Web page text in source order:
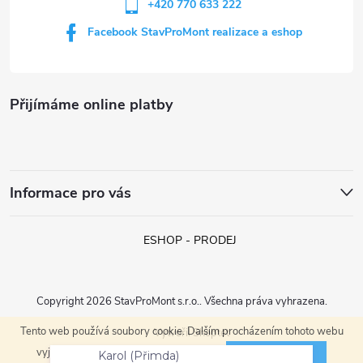
Tento web používá soubory cookie. Dalším procházením tohoto webu
vyjadřujete souhlas s jejich používáním.
Přijímáme online platby
Informace pro vás
+420 770 633 222
Facebook StavProMont realizace a eshop
ESHOP - PRODEJ
Vytvořil Shoptet
Copyright 2026 StavProMont s.r.o.. Všechna práva vyhrazena.
Karol (Přimda)